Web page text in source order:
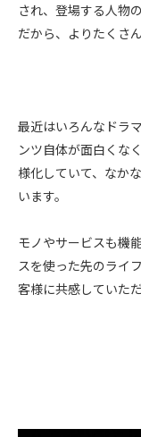
され、登場する人物
だから、よりたくさ
最近はいろんなドラ
ンツ自体が面白くな
様化していて、なか
います。
モノやサービスも機
スを使った先のライ
客様に共感していた